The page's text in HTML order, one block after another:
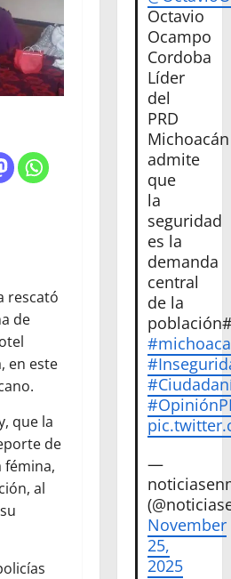
rescató
de
en este
que la
de
fémina,
al
Octavio
Ocampo
Cordoba
Líder
del
PRD
Michoacán
admite
que
la
seguridad
es la
demanda
central
de la
—
November
25,
2025